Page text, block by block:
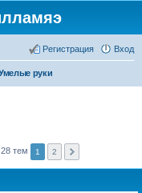
Вход
Регистрация
руки
28 тем 1 2